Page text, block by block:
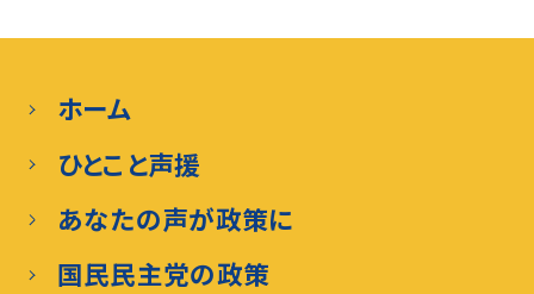
ホーム
ひとこと声援
あなたの声が政策に
国民民主党の政策